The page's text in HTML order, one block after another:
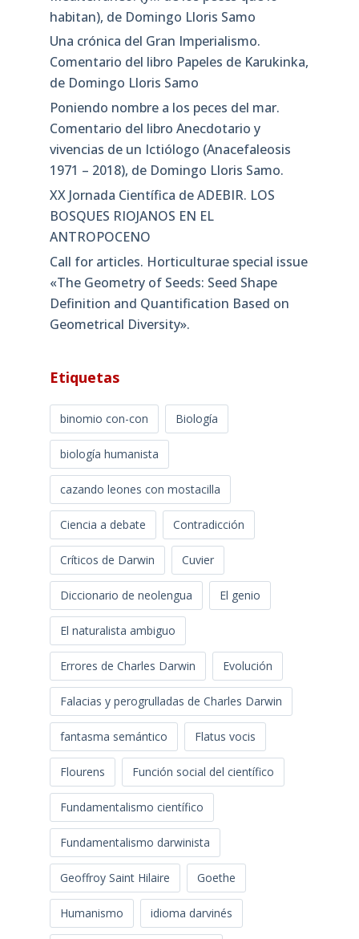
habitan), de Domingo Lloris Samo
Una crónica del Gran Imperialismo.
Comentario del libro Papeles de Karukinka,
de Domingo Lloris Samo
Poniendo nombre a los peces del mar.
Comentario del libro Anecdotario y
vivencias de un Ictiólogo (Anacefaleosis
1971 – 2018), de Domingo Lloris Samo.
XX Jornada Científica de ADEBIR. LOS
BOSQUES RIOJANOS EN EL
ANTROPOCENO
Call for articles. Horticulturae special issue
«The Geometry of Seeds: Seed Shape
Definition and Quantification Based on
Geometrical Diversity»​.
Etiquetas
binomio con-con Biología
biología humanista
cazando leones con mostacilla
Ciencia a debate Contradicción
Críticos de Darwin Cuvier
Diccionario de neolengua El genio
El naturalista ambiguo
Errores de Charles Darwin Evolución
Falacias y perogrulladas de Charles Darwin
fantasma semántico Flatus vocis
Flourens Función social del científico
Fundamentalismo científico
Fundamentalismo darwinista
Geoffroy Saint Hilaire Goethe
Humanismo idioma darvinés